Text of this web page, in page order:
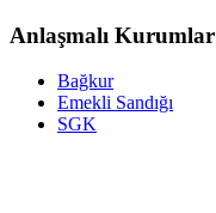
Anlaşmalı Kurumlar
Bağkur
Emekli Sandığı
SGK